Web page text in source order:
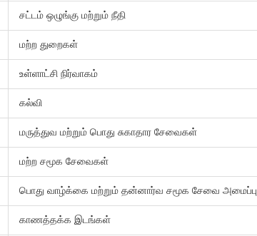
சட்டம் ஒழுங்கு மற்றும் நீதி
மற்ற துறைகள்
உள்ளாட்சி நிர்வாகம்
கல்வி
மருத்துவ மற்றும் பொது சுகாதார சேவைகள்
மற்ற சமூக சேவைகள்
பொது வாழ்க்கை மற்றும் தன்னார்வ சமூக சேவை அமைப்பு
காணத்தக்க இடங்கள்